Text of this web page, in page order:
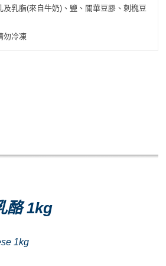
及乳脂(來自牛奶)、鹽、關華豆膠、刺槐豆
勿冷凍
酪 1kg
1kg